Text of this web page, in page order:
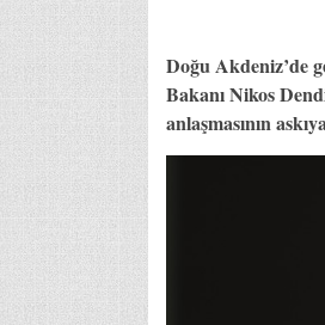
Doğu Akdeniz’de
Bakanı Nikos
anlaşmasının